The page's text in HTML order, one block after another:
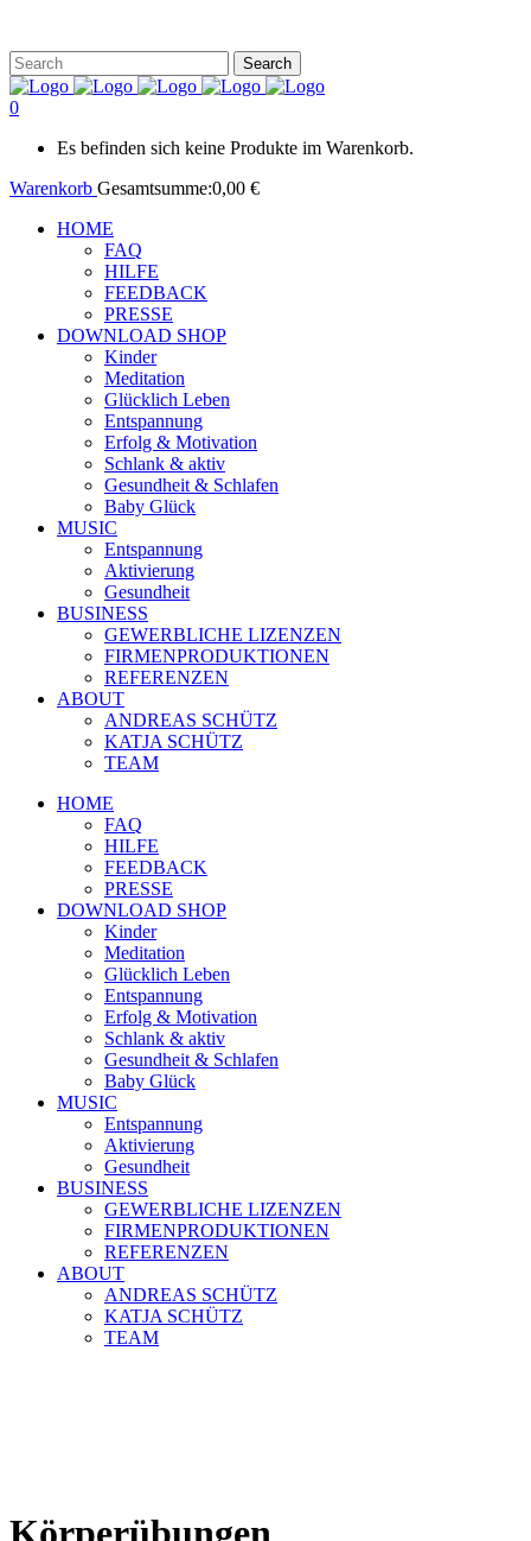
0
Es befinden sich keine Produkte im Warenkorb.
Warenkorb Gesamtsumme:0,00 €
HOME
FAQ
HILFE
FEEDBACK
PRESSE
DOWNLOAD SHOP
Kinder
Meditation
Glücklich Leben
Entspannung
Erfolg & Motivation
Schlank & aktiv
Gesundheit & Schlafen
Baby Glück
MUSIC
Entspannung
Aktivierung
Gesundheit
BUSINESS
GEWERBLICHE LIZENZEN
FIRMENPRODUKTIONEN
REFERENZEN
ABOUT
ANDREAS SCHÜTZ
KATJA SCHÜTZ
TEAM
HOME
FAQ
HILFE
FEEDBACK
PRESSE
DOWNLOAD SHOP
Kinder
Meditation
Glücklich Leben
Entspannung
Erfolg & Motivation
Schlank & aktiv
Gesundheit & Schlafen
Baby Glück
MUSIC
Entspannung
Aktivierung
Gesundheit
BUSINESS
GEWERBLICHE LIZENZEN
FIRMENPRODUKTIONEN
REFERENZEN
ABOUT
ANDREAS SCHÜTZ
KATJA SCHÜTZ
TEAM